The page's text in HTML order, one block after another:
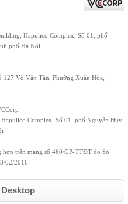
Hapulico Complex, Số 01, phố
phố Hà Nội
127 Võ Văn Tần, Phường Xuân Hòa,
Complex, Số 01, phố Nguyễn Huy
trên mạng số 460/GP-TTĐT do Sở
02/2016